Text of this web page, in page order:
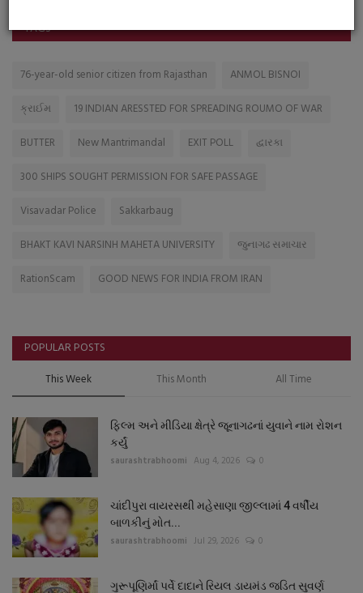
TAGS
76-year-old senior citizen from Rajasthan
ANMOL BISNOI
ક્રાઈમ
19 INDIAN ARESSTED FOR SPREADING ROUMO OF WAR
BUTTER
New Mantrimandal EXIT POLL
દ્વારકા
300 SHIPS SOUGHT PERMISSION FOR SAFE PASSAGE
Visavadar Police
Sakkarbaug
BHAKT KAVI NARSINH MAHETA UNIVERSITY
જુનાગઢ સમાચાર
RationScam
GOOD NEWS FOR INDIA FROM IRAN
POPULAR POSTS
This Week This Month All Time
ફિલ્મ અને મીડિયા ક્ષેત્રે જૂનાગઢનાં યુવાને નામ રોશન
કર્યું
saurashtrabhoomi Aug 4, 2026 0
ચાંદીપુરા વાયરસથી મહેસાણા જીલ્લામાં 4 વર્ષીય
બાળકીનું મોત...
saurashtrabhoomi Jul 29, 2026 0
ગુરૂપૂણિર્માં પર્વે દાદાને રિયલ ડાયમંડ જડિત સુવર્ણ